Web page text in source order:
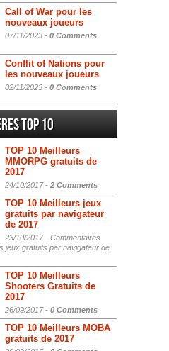
Call of War pour les
nouveaux joueurs
07/11/2023 - 0 Comments
Conflit of Nations pour
les nouveaux joueurs
02/11/2023 - 0 Comments
Top 10
TOP 10 Meilleurs
MMORPG gratuits de
2017
24/10/2017 - 2 Comments
TOP 10 Meilleurs jeux
gratuits par navigateur
de 2017
23/10/2017 - Commentaires
jeux gratuits par navigateur de
TOP 10 Meilleurs
Shooters Gratuits de
2017
26/09/2017 - 0 Comments
TOP 10 Meilleurs MOBA
gratuits de 2017